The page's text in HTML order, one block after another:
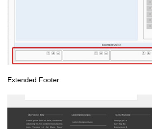
Extended Footer: